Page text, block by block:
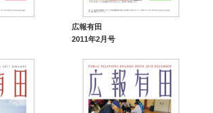
広報有田
2011年2月号